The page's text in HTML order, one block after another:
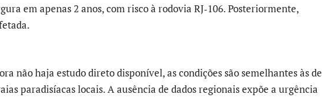
em apenas 2 anos, com risco à rodovia RJ‑106. Posteriormente,
não haja estudo direto disponível, as condições são semelhantes às de
paradisíacas locais. A ausência de dados regionais expõe a urgência